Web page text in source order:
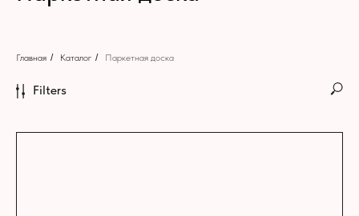
Главная / Каталог / Паркетная доска
Filters